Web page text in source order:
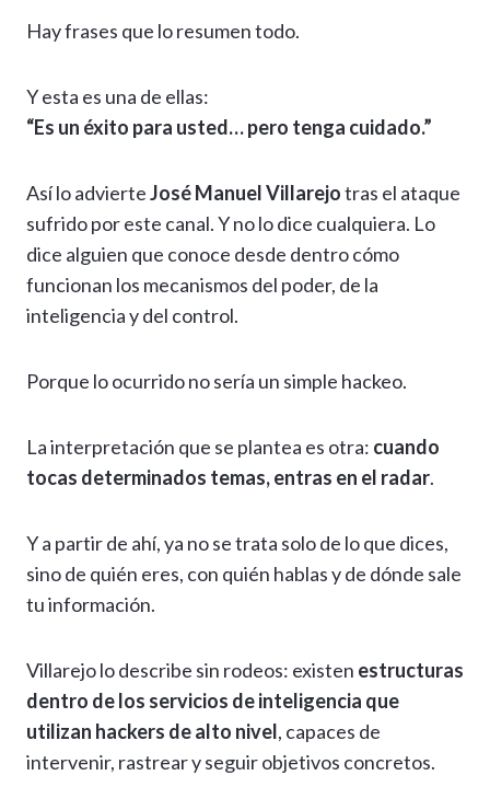
at
A
p
e
gr
a
e
o
k
ke
n
se
g
Li
k
ar
r
Hay frases que lo resumen todo.
Y esta es una de ellas:
“Es un éxito para usted… pero tenga cuidado.”
Así lo advierteJosé Manuel Villarejotras el ataque
sufrido por este canal. Y no lo dice cualquiera. Lo
dice alguien que conoce desde dentro cómo
funcionan los mecanismos del poder, de la
inteligencia y del control.
Porque lo ocurrido no sería un simple hackeo.
La interpretación que se plantea es otra: cuando
tocas determinados temas, entras en el radar.
Y a partir de ahí, ya no se trata solo de lo que dices,
sino de quién eres, con quién hablas y de dónde sale
tu información.
Villarejo lo describe sin rodeos: existen estructuras
dentro de los servicios de inteligencia que
utilizan hackers de alto nivel, capaces de
intervenir, rastrear y seguir objetivos concretos.